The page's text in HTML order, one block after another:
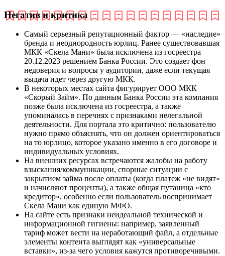
Негатив и критика
Самый серьезный репутационный фактор — «наследие»
бренда и неоднородность юрлиц. Ранее существовавшая
МКК «Скела Мани» была исключена из госреестра
20.12.2023 решением Банка России. Это создает фон
недоверия и вопросы у аудитории, даже если текущая
выдача идет через другую МКК.
В некоторых местах сайта фигурирует ООО МКК
«Скорый Займ». По данным Банка России эта компания
позже была исключена из госреестра, а также
упоминалась в перечнях с признаками нелегальной
деятельности. Для портала это критично: пользователю
нужно прямо объяснять, что он должен ориентироваться
на то юрлицо, которое указано именно в его договоре и
индивидуальных условиях.
На внешних ресурсах встречаются жалобы на работу
взыскания/коммуникации, спорные ситуации с
закрытием займа после оплаты (когда платеж «не видят»
и начисляют проценты), а также общая путаница «кто
кредитор», особенно если пользователь воспринимает
Скела Мани как единую МФО.
На сайте есть признаки неидеальной технической и
информационной гигиены: например, заявленный
тариф может вести на неработающий файл, а отдельные
элементы контента выглядят как «универсальные
вставки», из-за чего условия кажутся противоречивыми.